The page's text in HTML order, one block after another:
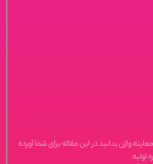
واژن بدانید در این مقاله برای شما آورده